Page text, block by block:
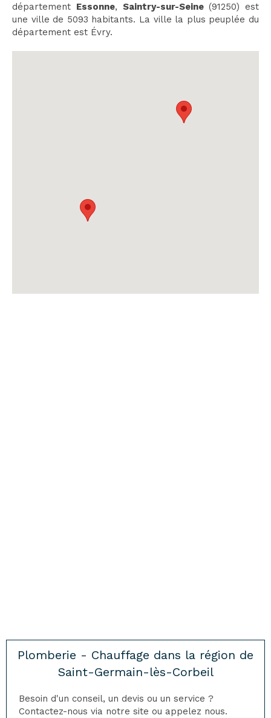
département Essonne, Saintry-sur-Seine(91250) est
une ville de 5093 habitants. La ville la plus peuplée du
département est Évry.
Plomberie - Chauffage dans la région de
Saint-Germain-lès-Corbeil
Besoin d'un conseil, un devis ou un service ?
Contactez-nous via notre site ou appelez nous.